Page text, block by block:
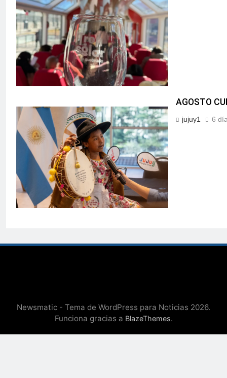
AGOSTO
jujuy1 6
Newsmatic - Tema de WordPress para Noticias 2026.
Funciona gracias a BlazeThemes.